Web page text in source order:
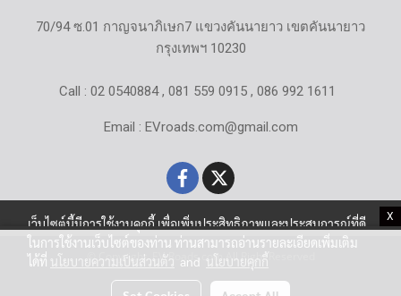
X
70/94 ซ.01 กาญจนาภิเษก7 แขวงคันนายาว เขตคันนายาว
กรุงเทพฯ 10230
Call : 02 0540884 , 081 559 0915 , 086 992 1611
Email : EVroads.com@gmail.com
© Copyright EV-Roads.com All Right Reserved
เว็บไซต์นี้มีการใช้งานคุกกี้ เพื่อเพิ่มประสิทธิภาพและประสบการณ์ที่ดี
ในการใช้งานเว็บไซต์ของท่าน ท่านสามารถอ่านรายละเอียดเพิ่มเติม
ได้ที่ นโยบายความเป็นส่วนตัว and นโยบายคุกกี้